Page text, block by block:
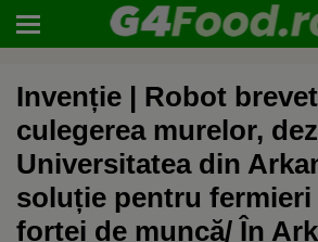
Invenție | Robot
culegerea murelor,
Universitatea din
soluție pentru fermieri
forței de muncă/ În